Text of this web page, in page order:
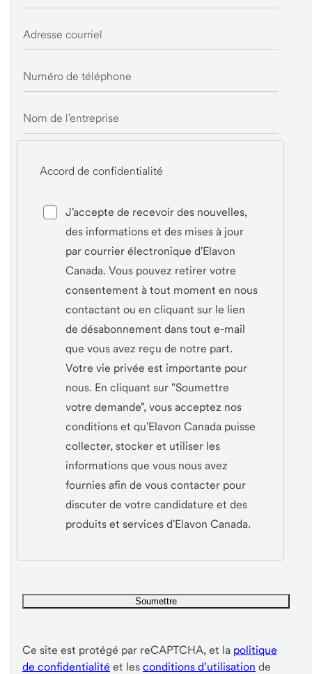
Adresse courriel
Numéro de téléphone
Nom de l'entreprise
Accord de confidentialité
J'accepte de recevoir des nouvelles,
des informations et des mises à jour
par courrier électronique d'Elavon
Canada. Vous pouvez retirer votre
consentement à tout moment en nous
contactant ou en cliquant sur le lien
de désabonnement dans tout e-mail
que vous avez reçu de notre part.
Votre vie privée est importante pour
nous. En cliquant sur "Soumettre
votre demande", vous acceptez nos
conditions et qu'Elavon Canada puisse
collecter, stocker et utiliser les
informations que vous nous avez
fournies afin de vous contacter pour
discuter de votre candidature et des
produits et services d'Elavon Canada.
Ce site est protégé par reCAPTCHA, et la politique
de confidentialité et les conditions d’utilisation de